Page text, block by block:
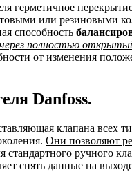
герметичное
или резиновыми
способность
полностью
от изменения
Danfoss.
клапана всех
Они позволяют
ручного
снять данные на